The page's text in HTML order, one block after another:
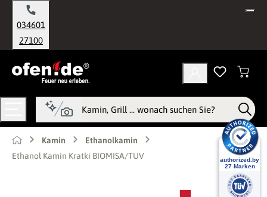
springen
034601
27100
Kamin
Ethanolkamin
Ethanol Kamin Kratki BIOMISA/TUV